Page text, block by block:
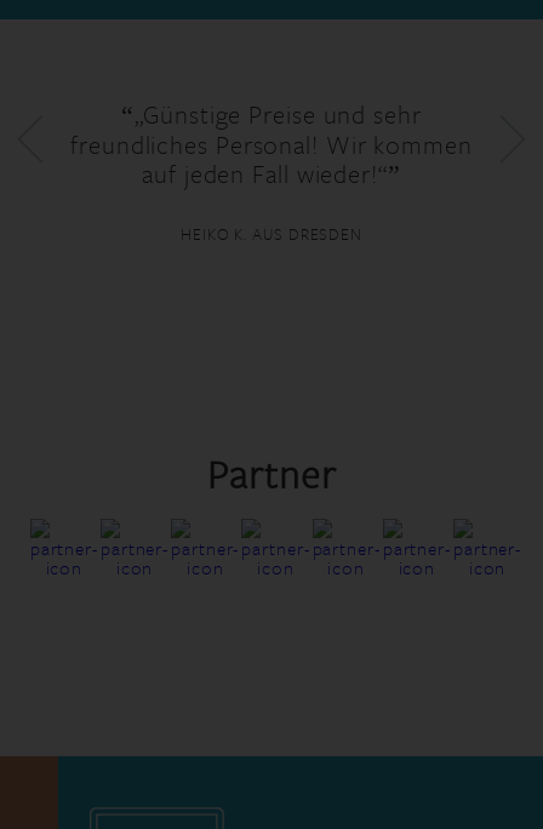
„Günstige Preise und sehr
freundliches Personal! Wir kommen
auf jeden Fall wieder!“
HEIKO K. AUS DRESDEN
Partner